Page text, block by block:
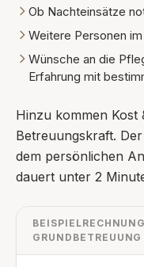
Ob Nachteinsätze
Weitere Personen
Wünsche an die
Erfahrung mit
Hinzu kommen Kost
Betreuungskraft.
dem persönlichen
dauert unter 2
GRUNDBETREUUNG